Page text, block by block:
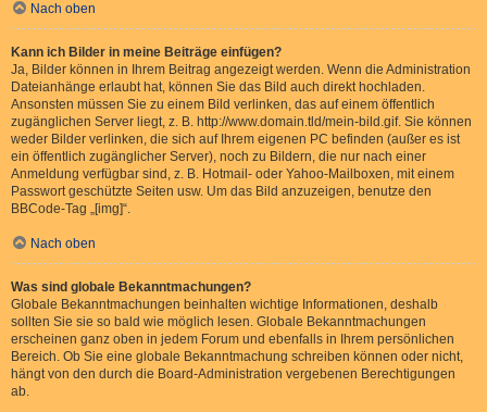
Nach oben
Kann ich Bilder in meine Beiträge einfügen?
Ja, Bilder können in Ihrem Beitrag angezeigt werden. Wenn die Administration
Dateianhänge erlaubt hat, können Sie das Bild auch direkt hochladen.
Ansonsten müssen Sie zu einem Bild verlinken, das auf einem öffentlich
zugänglichen Server liegt, z. B. http://www.domain.tld/mein-bild.gif. Sie können
weder Bilder verlinken, die sich auf Ihrem eigenen PC befinden (außer es ist
ein öffentlich zugänglicher Server), noch zu Bildern, die nur nach einer
Anmeldung verfügbar sind, z. B. Hotmail- oder Yahoo-Mailboxen, mit einem
Passwort geschützte Seiten usw. Um das Bild anzuzeigen, benutze den
BBCode-Tag „[img]“.
Nach oben
Was sind globale Bekanntmachungen?
Globale Bekanntmachungen beinhalten wichtige Informationen, deshalb
sollten Sie sie so bald wie möglich lesen. Globale Bekanntmachungen
erscheinen ganz oben in jedem Forum und ebenfalls in Ihrem persönlichen
Bereich. Ob Sie eine globale Bekanntmachung schreiben können oder nicht,
hängt von den durch die Board-Administration vergebenen Berechtigungen
ab.